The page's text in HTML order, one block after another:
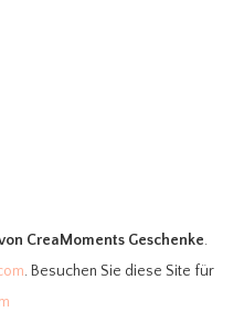
CreaMoments Geschenke.
. Besuchen Sie diese Site für